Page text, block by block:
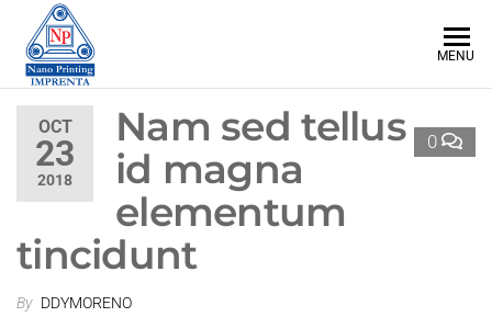
MENU
services
en NY
OCT
23
2018
0
Nam sed tellus
id magna
elementum
tincidunt
By DDYMORENO